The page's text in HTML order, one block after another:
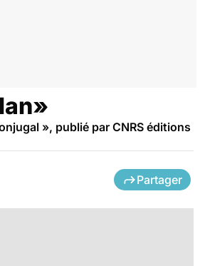
», publié par CNRS éditions
Partager